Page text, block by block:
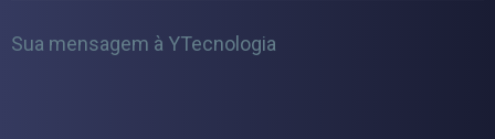
Sua mensagem à YTecnologia